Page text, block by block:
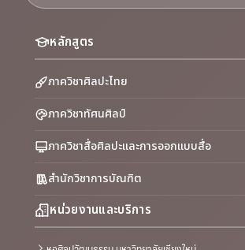
หลักสูตร
ภาควิชาศิลปะไทย
ภาควิชาทัศนศิลป์
ภาควิชาสื่อศิลปะและการออกแบบสื่อ
สำนักวิชาการบัณฑิต
หน่วยงานและบริการ